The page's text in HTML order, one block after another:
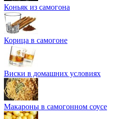
Коньяк из самогона
Корица в самогоне
Виски в домашних условиях
Макароны в самогонном соусе